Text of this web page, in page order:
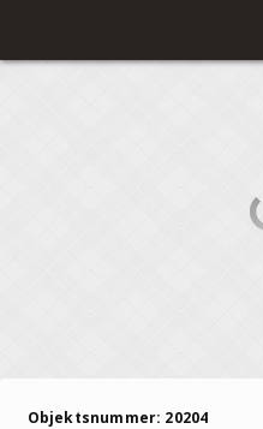
Objektsnummer: 20204